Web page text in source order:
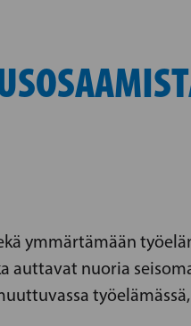
ymmärtämään
auttavat nuoria
työelämässä,